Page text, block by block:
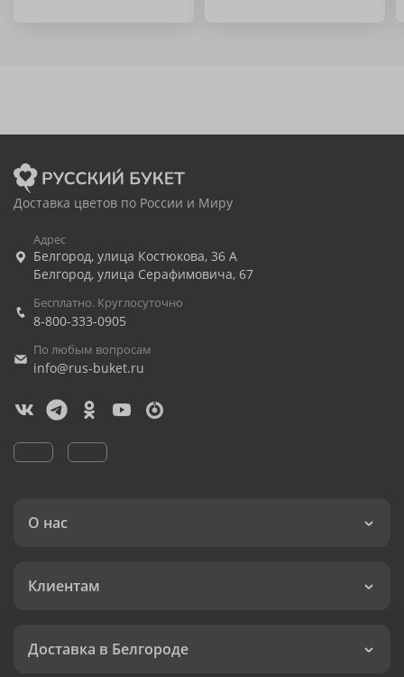
Доставка цветов по России и Миру
Адрес
Белгород, улица Костюкова, 36 А
Белгород, улица Серафимовича, 67
Бесплатно. Круглосуточно
8-800-333-0905
По любым вопросам
info@rus-buket.ru
О нас
Клиентам
Доставка в Белгороде